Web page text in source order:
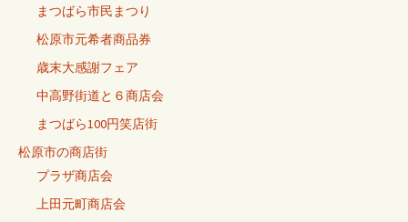
まつばら市民まつり
松原市元希者商品券
歳末大感謝フェア
中高野街道と６商店会
まつばら100円笑店街
松原市の商店街
プラザ商店会
上田元町商店会